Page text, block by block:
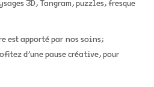
3D, Tangram, puzzles, fresque
est apporté par nos soins;
d’une pause créative, pour